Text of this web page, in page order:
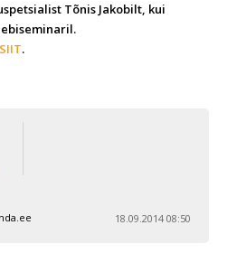
Tõnis Jakobilt, kui
SIIT.
18.09.2014 08:50